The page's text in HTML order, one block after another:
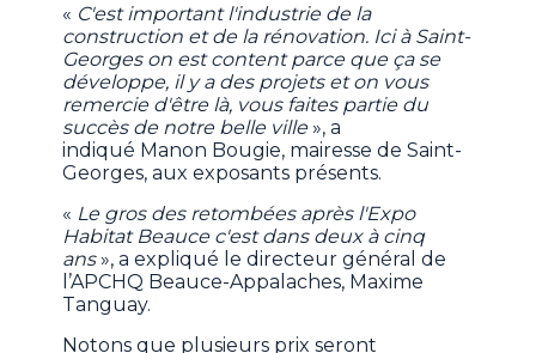
« C'est important l'industrie de la
construction et de la rénovation. Ici à Saint-
Georges on est content parce que ça se
développe, il y a des projets et on vous
remercie d'être là, vous faites partie du
succès de notre belle ville», a
indiqué Manon Bougie, mairesse de Saint-
Georges, aux exposants présents.
« Le gros des retombées après l'Expo
Habitat Beauce c'est dans deux à cinq
ans», a expliqué le directeur général de
l’APCHQ Beauce-Appalaches, Maxime
Tanguay.
Notons que plusieurs prix seront